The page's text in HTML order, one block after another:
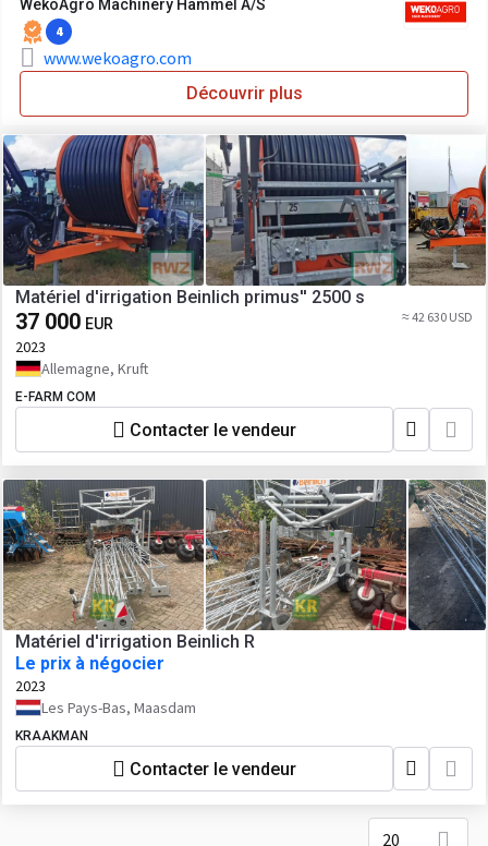
WekoAgro Machinery Hammel A/S
4
www.wekoagro.com
Découvrir plus
Matériel d'irrigation Beinlich primus'' 2500 s
37 000 EUR ≈ 42 630 USD
2023
Allemagne, Kruft
E-FARM COM
Contacter le vendeur
Matériel d'irrigation Beinlich R
Le prix à négocier
2023
Les Pays-Bas, Maasdam
KRAAKMAN
Contacter le vendeur
20